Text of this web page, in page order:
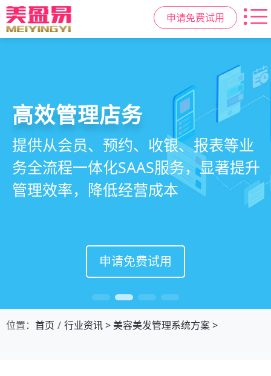
申请免费试用
美容美发管理系统
店务+拓客+020一体化，一站式解决
美发门店经营管理需求
申请免费试用
高效管理店务
提供从会员、预约、收银、报表等业
务全流程一体化SAAS服务，显著提升
管理效率，降低经营成本
申请免费试用
社交裂变拓客
基于拼团、砍价、分销、异业合作等
网红社交营销玩法，海量爆款方案一
键套用，快速引爆门店客流
申请免费试用
小程序商城
小程序链接商家、手艺人、客户，打
通线上线下，让口碑传播有抓手，赋
能社交裂变，盘活私域流量
申请免费试用
位置： 首页 行业资讯>美容美发管理系统方案>